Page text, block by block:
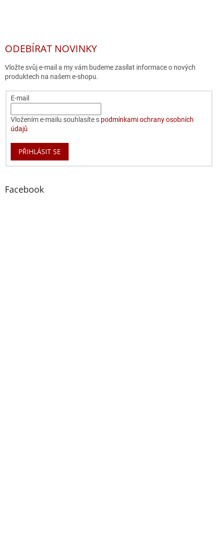
ODEBÍRAT NOVINKY
Vložte svůj e-mail a my vám budeme zasílat informace o nových
produktech na našem e-shopu.
E-mail
Vložením e-mailu souhlasíte s podmínkami ochrany osobních
údajů
PŘIHLÁSIT SE
Facebook